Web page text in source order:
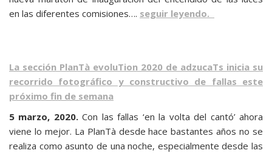
en las diferentes comisiones…. seguir leyendo.
La sección PlanTà evoluTion 2020 de adzucaTs inicia su
recorrido fotográfico y constructivo de fallas este
próximo fin de semana
5 marzo, 2020.Con las fallas ‘en la volta del cantó’ ahora
viene lo mejor. La PlanTà desde hace bastantes años no se
realiza como asunto de una noche, especialmente desde las